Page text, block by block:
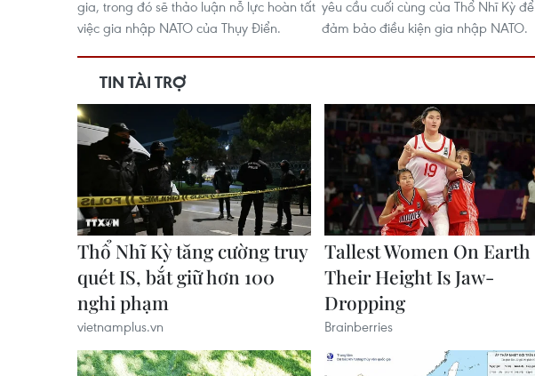
gia, trong đó sẽ thảo luận nỗ lực hoàn tất
việc gia nhập NATO của Thụy Điển.
yêu cầu cuối cùng của Thổ Nhĩ Kỳ để
đảm bảo điều kiện gia nhập NATO.